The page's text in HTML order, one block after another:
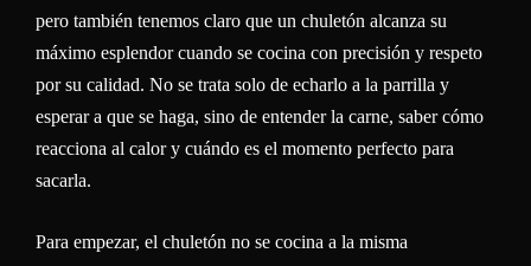
pero también tenemos claro que un chuletón alcanza su
máximo esplendor cuando se cocina con precisión y respeto
por su calidad. No se trata solo de echarlo a la parrilla y
esperar a que se haga, sino de entender la carne, saber cómo
reacciona al calor y cuándo es el momento perfecto para
sacarla.
Para empezar, el chuletón no se cocina a la misma